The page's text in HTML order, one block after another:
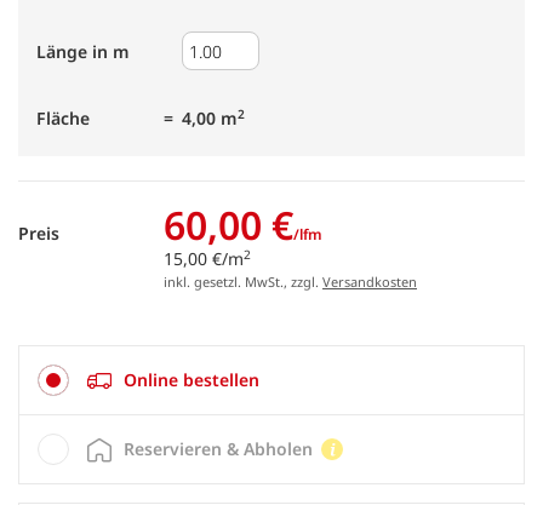
Länge in m
Fläche 4,00 m2
Preis
15,00 €/m2
60,00 €/lfm
inkl. gesetzl. MwSt., zzgl. Versandkosten
Online bestellen
Reservieren & Abholen